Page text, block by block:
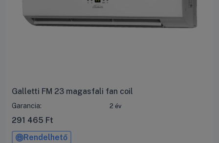
Galletti FM 23 magasfali fan coil
Garancia: 2 év
291 465 Ft
Rendelhető